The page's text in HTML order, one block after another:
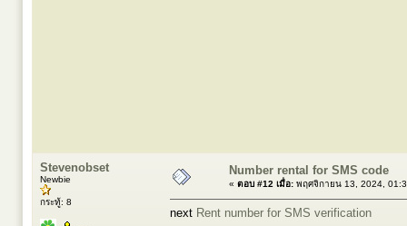
Stevenobset
Newbie
กระทู้: 8
Number rental for SMS code
« ตอบ #12 เมื่อ: พฤศจิกายน 13, 2024,
next Rent number for SMS verification